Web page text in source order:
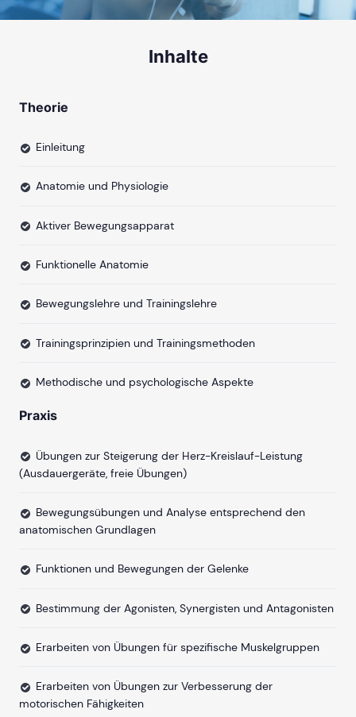
Inhalte
Theorie
Einleitung
Anatomie und Physiologie
Aktiver Bewegungsapparat
Funktionelle Anatomie
Bewegungslehre und Trainingslehre
Trainingsprinzipien und Trainingsmethoden
Methodische und psychologische Aspekte
Praxis
Übungen zur Steigerung der Herz-Kreislauf-Leistung
(Ausdauergeräte, freie Übungen)
Bewegungsübungen und Analyse entsprechend den
anatomischen Grundlagen
Funktionen und Bewegungen der Gelenke
Bestimmung der Agonisten, Synergisten und Antagonisten
Erarbeiten von Übungen für spezifische Muskelgruppen
Erarbeiten von Übungen zur Verbesserung der
motorischen Fähigkeiten